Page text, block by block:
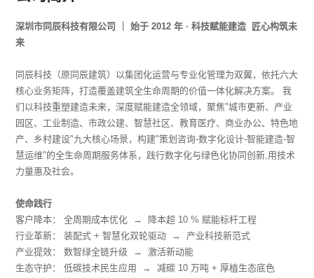
深圳市同辰科技有限公司 ｜ 始于 2012 年 · 科技赋能建造 匠心构筑未
来
同辰科技（原同辰建筑）以集团化运营与专业化管理为双翼，依托六大
核心业务矩阵，打造覆盖建筑全生命周期的价值一体化解决方案。 我
们以科技重塑建造未来，深度赋能建造全领域，聚焦"城市更新、产业
园区、工业制造、市政公建、智慧社区、教育医疗、商业办公、特色地
产、乡村建设"九大核心场景，构建"策划咨询-数字化设计-智能建造-智
慧运维"的全生命周期服务体系，践行数字化与绿色化协同创新,用技术
力量惠及社会。
使命践行
客户降本： 全周期成本优化 → 降本超 10 % 赋能标杆工程
行业革新： 装配式 + 智慧化双轮驱动 → 产业科技新范式
产业提效： 数智绿全链升级 → 激活新动能
生态守护： 低碳技术民生应用 → 减碳 10 万吨 + 厚植生态底色